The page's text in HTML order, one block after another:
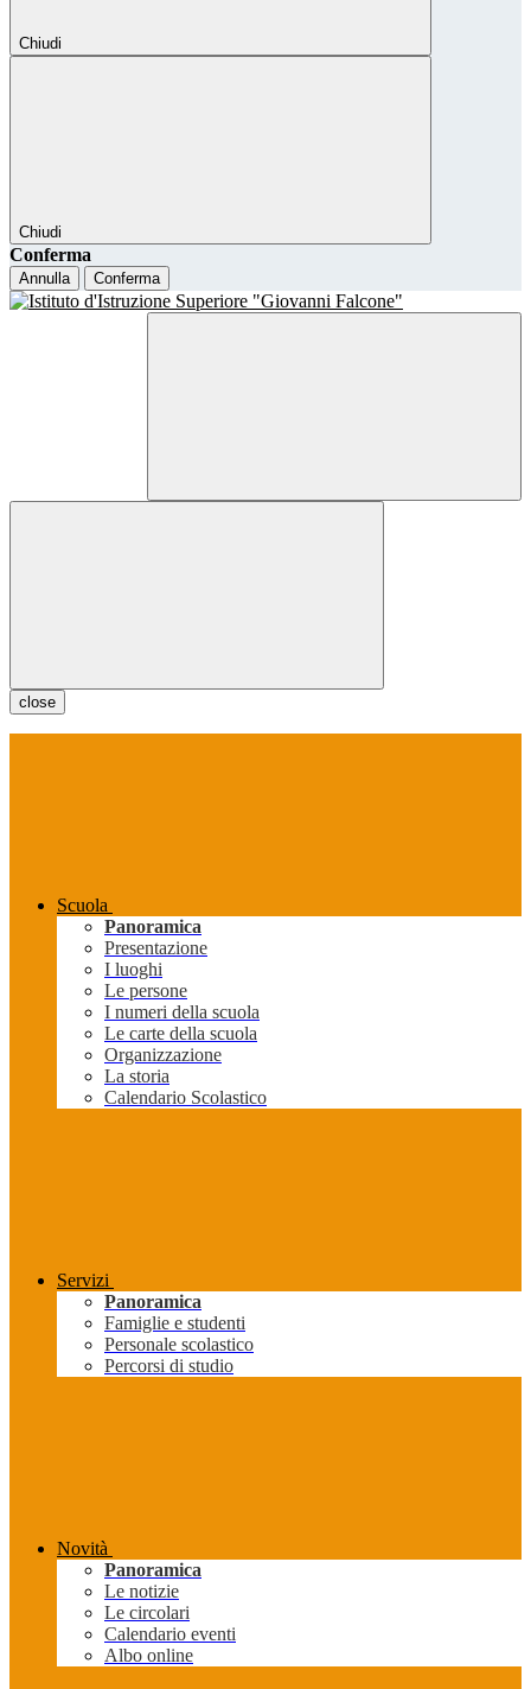
Chiudi
Chiudi
Conferma
Annulla Conferma
close
Scuola
Panoramica
Presentazione
I luoghi
Le persone
I numeri della scuola
Le carte della scuola
Organizzazione
La storia
Calendario Scolastico
Servizi
Panoramica
Famiglie e studenti
Personale scolastico
Percorsi di studio
Novità
Panoramica
Le notizie
Le circolari
Calendario eventi
Albo online